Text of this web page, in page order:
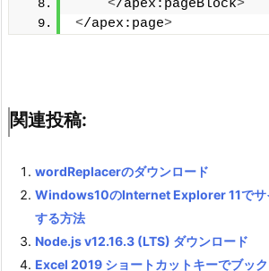
</apex:pageBlock>
</apex:page>
関連投稿:
wordReplacerのダウンロード
Windows10のInternet Explorer 11でサ
する方法
Node.js v12.16.3 (LTS) ダウンロード
Excel 2019 ショートカットキーでブッ